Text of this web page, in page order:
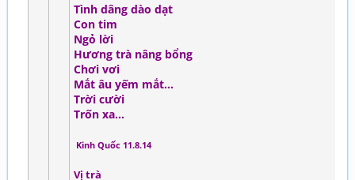
Tình dâng dào dạt
Con tim
Ngỏ lời
Hương trà nâng bổng
Chơi vơi
Mắt âu yếm mắt…
Trời cười
Trốn xa…
Kinh Quốc 11.8.14
Vị trà